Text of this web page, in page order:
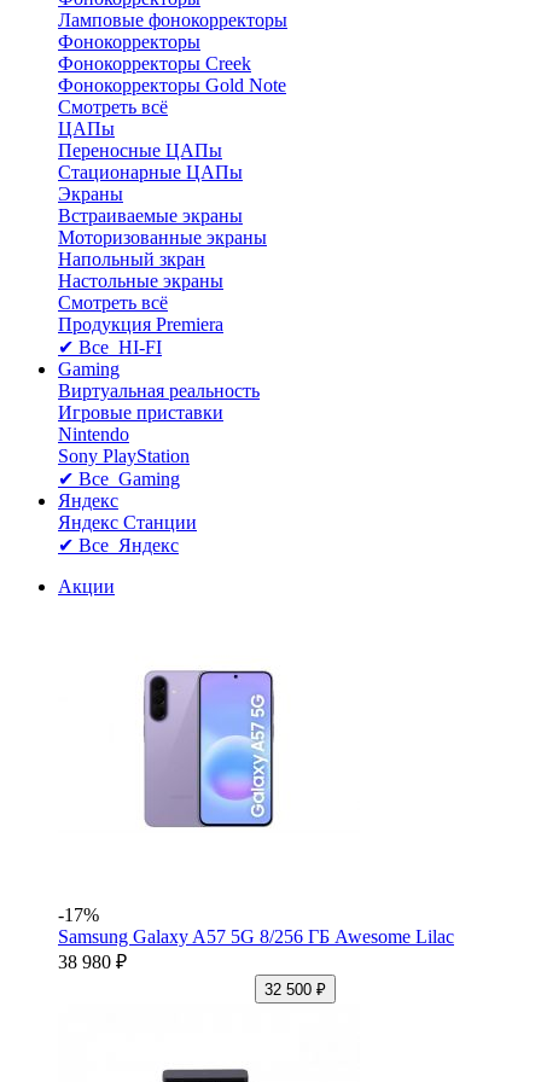
Ламповые фонокорректоры
Фонокорректоры
Фонокорректоры Creek
Фонокорректоры Gold Note
Смотреть всё
ЦАПы
Переносные ЦАПы
Стационарные ЦАПы
Экраны
Встраиваемые экраны
Моторизованные экраны
Напольный зкран
Настольные экраны
Смотреть всё
Продукция Premiera
✔ Все HI-FI
Gaming
Виртуальная реальность
Игровые приставки
Nintendo
Sony PlayStation
✔ Все Gaming
Яндекс
Яндекс Станции
✔ Все Яндекс
Акции
-17%
Samsung Galaxy A57 5G 8/256 ГБ Awesome Lilac
38 980 ₽
32 500 ₽